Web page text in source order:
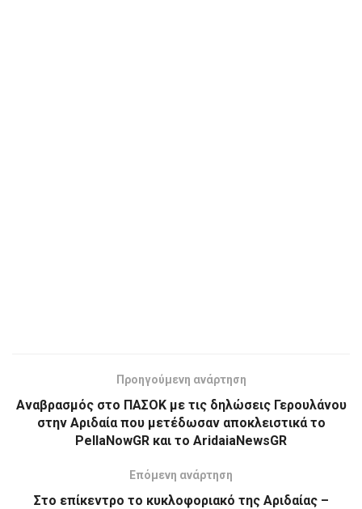
Προηγούμενη ανάρτηση
Αναβρασμός στο ΠΑΣΟΚ με τις δηλώσεις Γερουλάνου
στην Αριδαία που μετέδωσαν αποκλειστικά το
PellaNowGR και το AridaiaNewsGR
Επόμενη ανάρτηση
Στο επίκεντρο το κυκλοφοριακό της Αριδαίας –